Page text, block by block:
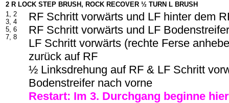
2 R LOCK STEP BRUSH, ROCK RECOVER ½ TURN L BRUSH
1, 2
3, 4
5, 6
7, 8
RF Schritt vorwärts und LF hinter dem
RF Schritt vorwärts und LF
LF Schritt vorwärts (rechte Ferse
zurück auf RF
½ Linksdrehung auf RF & LF Schritt
Bodenstreifer nach vorne
Restart: Im 3. Durchgang beginne